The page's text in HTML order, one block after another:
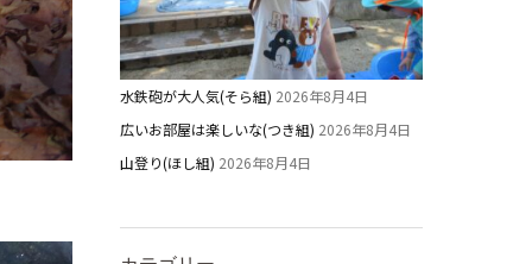
水鉄砲が大人気(そら組) 2026年8月4日
広いお部屋は楽しいな(つき組) 2026年8月4日
山登り(ほし組) 2026年8月4日